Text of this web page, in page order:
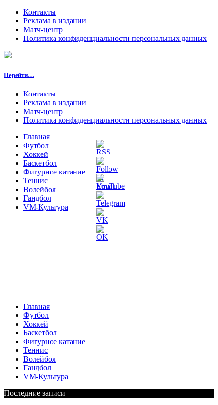
Контакты
Реклама в издании
Матч-центр
Политика конфиденциальности персональных данных
Перейти…
Контакты
Реклама в издании
Матч-центр
Политика конфиденциальности персональных данных
Главная
Футбол
Хоккей
Баскетбол
Фигурное катание
Теннис
Волейбол
Гандбол
VM-Культура
Главная
Футбол
Хоккей
Баскетбол
Фигурное катание
Теннис
Волейбол
Гандбол
VM-Культура
Последние записи